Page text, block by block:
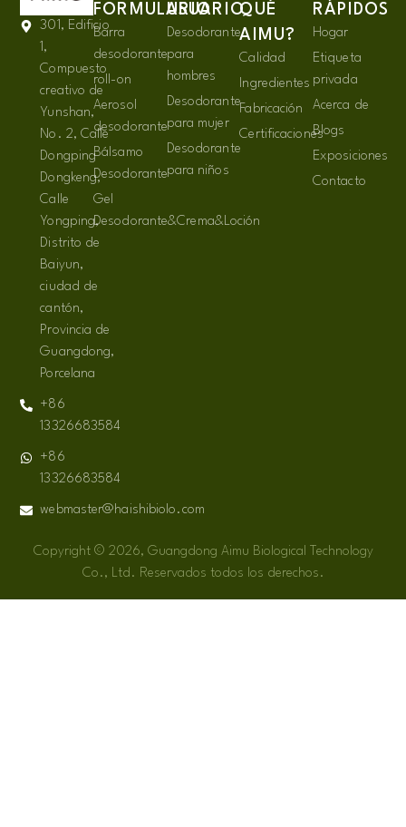
301, Edificio
1,
Compuesto
creativo de
Yunshan,
No. 2, Calle
Dongping
Dongkeng,
Calle
Yongping,
Distrito de
Baiyun,
ciudad de
cantón,
Provincia de
Guangdong,
Porcelana
+86
13326683584
+86
13326683584
webmaster@haishibiolo.com
FORMULARIO
Barra
desodorante
roll-on
Aerosol
desodorante
Bálsamo
Desodorante
Gel
Desodorante&Crema&Loción
USUARIO
Desodorante
para
hombres
Desodorante
para mujer
Desodorante
para niños
QUÉ
AIMU?
Calidad
Ingredientes
Fabricación
Certificaciones
RÁPIDOS
Hogar
Etiqueta
privada
Acerca de
Blogs
Exposiciones
Contacto
Copyright © 2026, Guangdong Aimu Biological Technology
Co., Ltd. Reservados todos los derechos.